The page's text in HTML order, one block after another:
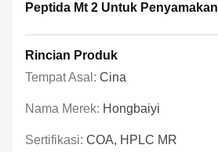
Peptida Mt 2 Untuk Penyamakan
Rincian Produk
Tempat Asal: Cina
Nama Merek: Hongbaiyi
Sertifikasi: COA, HPLC MR